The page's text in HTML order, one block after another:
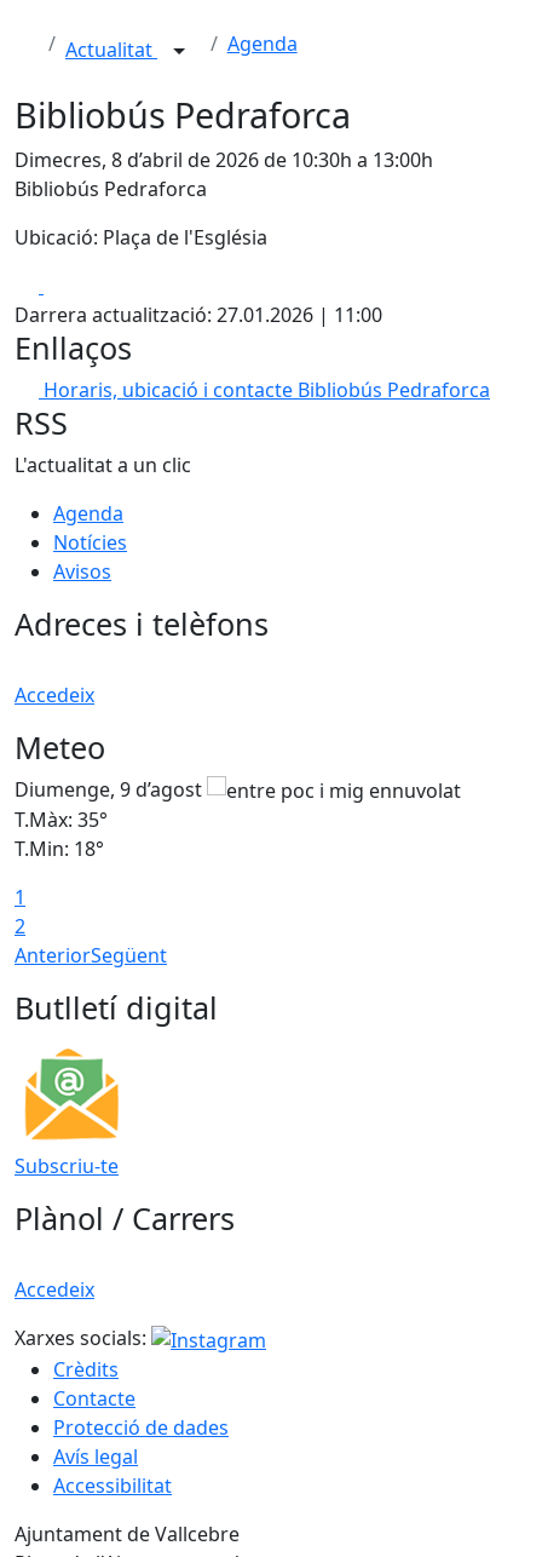
Actualitat Agenda
Bibliobús Pedraforca
Dimecres, 8 d’abril de 2026 de 10:30h a 13:00h
Bibliobús Pedraforca
Ubicació: Plaça de l'Església
Darrera actualització: 27.01.2026 | 11:00
Enllaços
Horaris, ubicació i contacte Bibliobús Pedraforca
RSS
L'actualitat a un clic
Agenda
Notícies
Avisos
Adreces i telèfons
Accedeix
Meteo
Diumenge, 9 d’agost
T.Màx: 35°
T.Min: 18°
1
2
AnteriorSegüent
Butlletí digital
Subscriu-te
Plànol / Carrers
Accedeix
Xarxes socials:
Crèdits
Contacte
Protecció de dades
Avís legal
Accessibilitat
Ajuntament de Vallcebre